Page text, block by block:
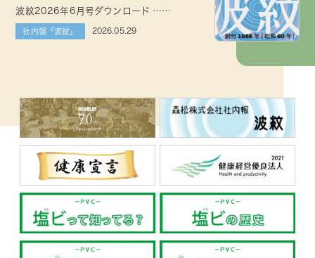
波紋2026年6月号ダウンロード ……
社内報「波紋」 2026.05.29